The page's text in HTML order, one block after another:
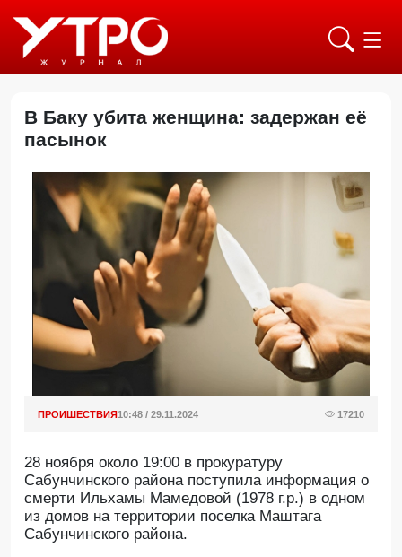
В Баку убита женщина: задержан её
пасынок
ПРОИШЕСТВИЯ10:48 / 29.11.2024 17210
28 ноября около 19:00 в прокуратуру
Сабунчинского района поступила информация о
смерти Ильхамы Мамедовой (1978 г.р.) в одном
из домов на территории поселка Маштага
Сабунчинского района.